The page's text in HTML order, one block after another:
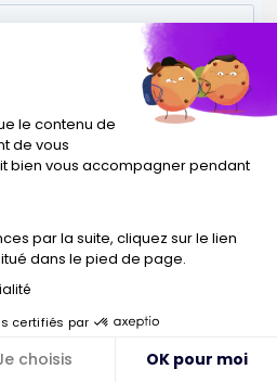
le contenu de
de vous
bien vous accompagner pendant
par la suite, cliquez sur le lien
dans le pied de page.
certifiés par
choisis OK pour moi